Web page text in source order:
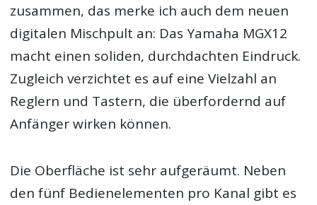
zusammen, das merke ich auch dem neuen
digitalen Mischpult an: Das Yamaha MGX12
macht einen soliden, durchdachten Eindruck.
Zugleich verzichtet es auf eine Vielzahl an
Reglern und Tastern, die überfordernd auf
Anfänger wirken können.
Die Oberfläche ist sehr aufgeräumt. Neben
den fünf Bedienelementen pro Kanal gibt es